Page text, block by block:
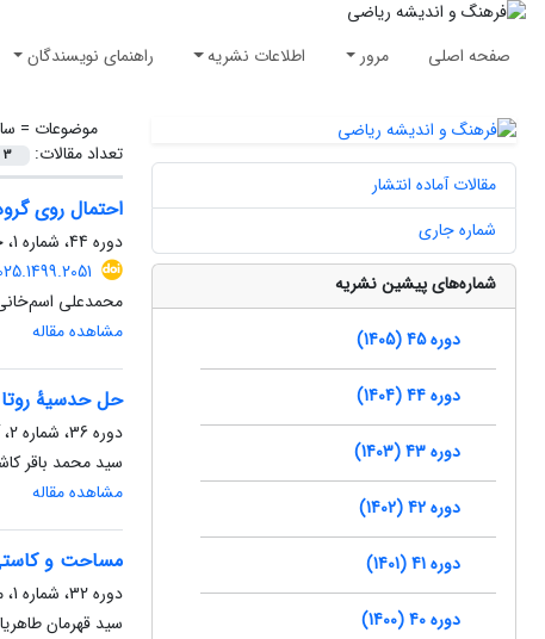
صفحه اصلی مرور اطلاعات نشریه راهنمای نویسندگان
موضوعات =
تعداد مقالات:
3
احتمال روی
دوره 44، شماره 1، خرداد 1404، صفحه
محمد‌علی
مشاهده مقاله
حل حدسیۀ روتا
دوره 36، شماره 2، آذر 1396، صفحه
سید محمد باقر
مشاهده مقاله
مساحت و
دوره 32، شماره 1، مرداد 1392، صفحه
سید قهرمان
مقالات آماده انتشار
شماره جاری
شماره‌های پیشین نشریه
دوره 45 (1405)
دوره 44 (1404)
دوره 43 (1403)
دوره 42 (1402)
دوره 41 (1401)
دوره 40 (1400)